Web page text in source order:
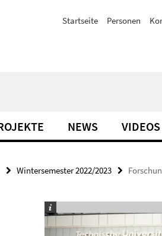
Startseite Personen
NEWS VIDEOS
Wintersemester 2022/2023